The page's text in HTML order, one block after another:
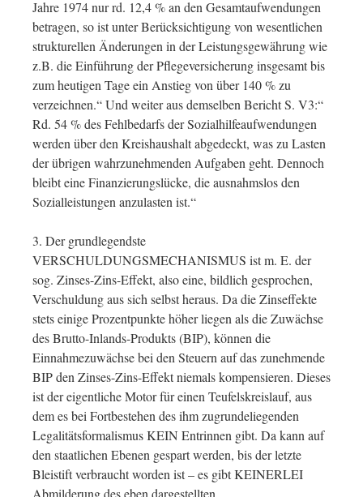
Jahre 1974 nur rd. 12,4 % an den Gesamtaufwendungen
betragen, so ist unter Berücksichtigung von wesentlichen
strukturellen Änderungen in der Leistungsgewährung wie
z.B. die Einführung der Pflegeversicherung insgesamt bis
zum heutigen Tage ein Anstieg von über 140 % zu
verzeichnen.“ Und weiter aus demselben Bericht S. V3:“
Rd. 54 % des Fehlbedarfs der Sozialhilfeaufwendungen
werden über den Kreishaushalt abgedeckt, was zu Lasten
der übrigen wahrzunehmenden Aufgaben geht. Dennoch
bleibt eine Finanzierungslücke, die ausnahmslos den
Sozialleistungen anzulasten ist.“
3. Der grundlegendste
VERSCHULDUNGSMECHANISMUS ist m. E. der
sog. Zinses-Zins-Effekt, also eine, bildlich gesprochen,
Verschuldung aus sich selbst heraus. Da die Zinseffekte
stets einige Prozentpunkte höher liegen als die Zuwächse
des Brutto-Inlands-Produkts (BIP), können die
Einnahmezuwächse bei den Steuern auf das zunehmende
BIP den Zinses-Zins-Effekt niemals kompensieren. Dieses
ist der eigentliche Motor für einen Teufelskreislauf, aus
dem es bei Fortbestehen des ihm zugrundeliegenden
Legalitätsformalismus KEIN Entrinnen gibt. Da kann auf
den staatlichen Ebenen gespart werden, bis der letzte
Bleistift verbraucht worden ist – es gibt KEINERLEI
Abmilderung des eben dargestellten